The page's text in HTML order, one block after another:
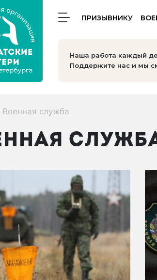
инструментов
ПРИЗЫВНИКУ
Наша работа каждый
Поддержите нас и мы
Военная служба